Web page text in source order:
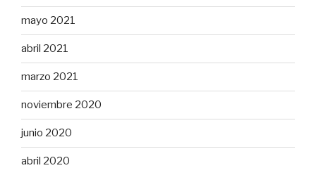
mayo 2021
abril 2021
marzo 2021
noviembre 2020
junio 2020
abril 2020